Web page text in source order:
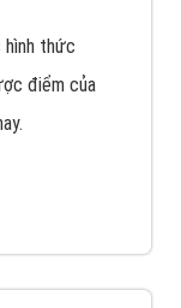
hình thức
điểm của